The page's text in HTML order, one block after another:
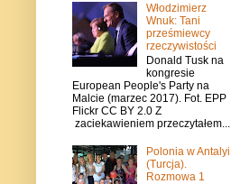
Włodzimierz
Wnuk: Tani
prześmiewcy
rzeczywistości
Donald Tusk na
kongresie
European People's Party na
Malcie (marzec 2017). Fot. EPP
Flickr CC BY 2.0 Z
zaciekawieniem przeczytałem...
Polonia w Antalyi
(Turcja).
Rozmowa 1